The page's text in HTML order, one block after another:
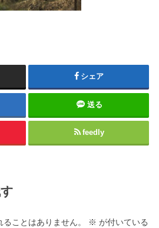
シェア
送る
feedly
ことはありません。 ※ が付いている